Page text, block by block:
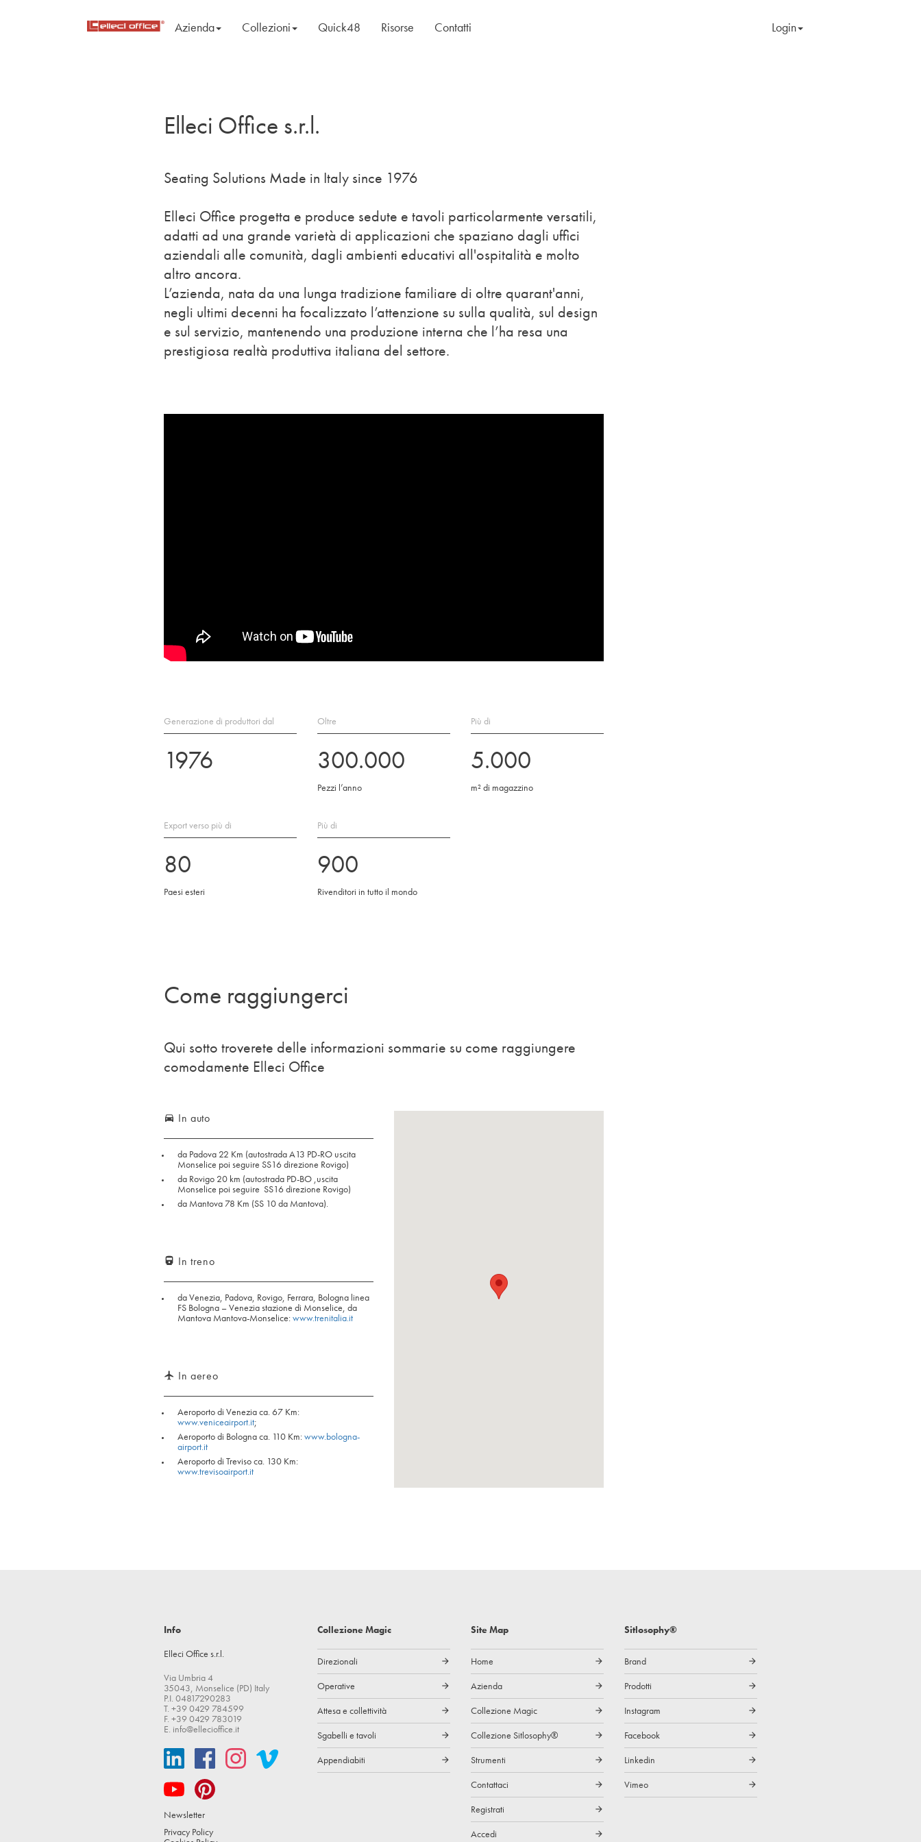
Azienda Collezioni Quick48 Risorse Contatti Login
Elleci Office s.r.l.
Seating Solutions Made in Italy since 1976
Elleci Office progetta e produce sedute e tavoli particolarmente versatili,
adatti ad una grande varietà di applicazioni che spaziano dagli uffici
aziendali alle comunità, dagli ambienti educativi all'ospitalità e molto
altro ancora.
L’azienda, nata da una lunga tradizione familiare di oltre quarant'anni,
negli ultimi decenni ha focalizzato l’attenzione su sulla qualità, sul design
e sul servizio, mantenendo una produzione interna che l’ha resa una
prestigiosa realtà produttiva italiana del settore.
Generazione di produttori dal
1976
Oltre
300.000
Pezzi l’anno
Più di
5.000
m² di magazzino
Export verso più di
80
Paesi esteri
Più di
900
Rivenditori in tutto il mondo
Come raggiungerci
Qui sotto troverete delle informazioni sommarie su come raggiungere
comodamente Elleci Office
directions_car In auto
da Padova 22 Km (autostrada A13 PD-RO uscita
Monselice poi seguire SS16 direzione Rovigo)
da Rovigo 20 km (autostrada PD-BO ,uscita
Monselice poi seguire SS16 direzione Rovigo)
da Mantova 78 Km (SS 10 da Mantova).
directions_railway In treno
da Venezia, Padova, Rovigo, Ferrara, Bologna linea
FS Bologna – Venezia stazione di Monselice, da
Mantova Mantova-Monselice:www.trenitalia.it
flight In aereo
Aeroporto di Venezia ca. 67 Km:
www.veniceairport.it;
Aeroporto di Bologna ca. 110 Km:www.bologna-
airport.it
Aeroporto di Treviso ca. 130 Km:
www.trevisoairport.it
Info
Elleci Office s.r.l.
Via Umbria 4
35043, Monselice (PD) Italy
P.I. 04817290283
T. +39 0429 784599
F. +39 0429 783019
E. info@ellecioffice.it
Newsletter
Privacy Policy
Collezione Magic
Direzionali arrow_forward
Operative arrow_forward
Attesa e collettività arrow_forward
Sgabelli e tavoli arrow_forward
Appendiabiti arrow_forward
Site Map
Home arrow_forward
Azienda arrow_forward
Collezione Magic arrow_forward
Collezione Sitlosophy® arrow_forward
Strumenti arrow_forward
Contattaci arrow_forward
Registrati arrow_forward
Accedi arrow_forward
Sitlosophy®
Brand arrow_forward
Prodotti arrow_forward
Instagram arrow_forward
Facebook arrow_forward
Linkedin arrow_forward
Vimeo arrow_forward